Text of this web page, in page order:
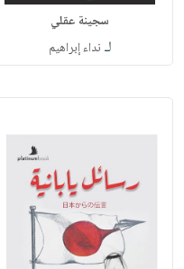
سجينة عقلي
لـ نداء إبراهيم